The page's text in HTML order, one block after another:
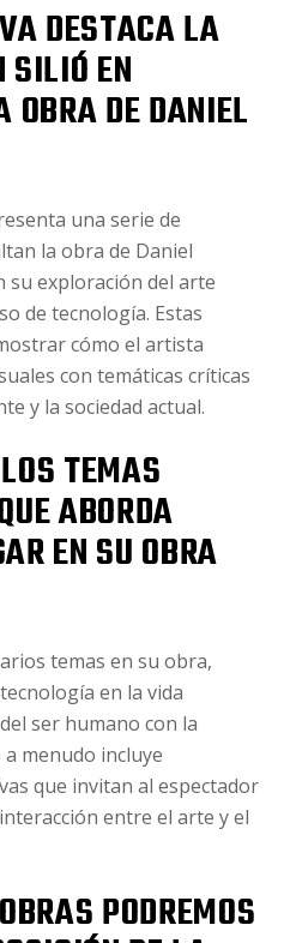
DESTACA LA
EN
OBRA DE DANIEL
una serie de
la obra de Daniel
su exploración del arte
de tecnología. Estas
cómo el artista
con temáticas críticas
y la sociedad actual.
TEMAS
ABORDA
EN SU OBRA
temas en su obra,
en la vida
ser humano con la
menudo incluye
que invitan al espectador
entre el arte y el
PODREMOS